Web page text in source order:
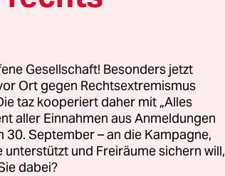
­harter Blick –
den Gittern
und seitdem
Innere
an
Gesellschaft! Besonders jetzt
Ort gegen Rechtsextremismus
taz kooperiert daher mit „Alles
aller Einnahmen aus Anmeldungen
30. September – an die Kampagne,
und Freiräume sichern will,
dabei?